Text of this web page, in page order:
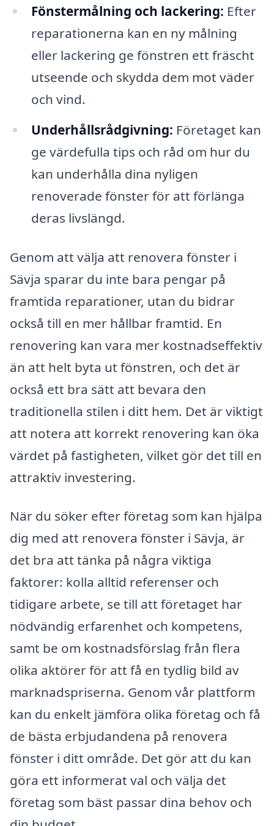
Fönstermålning och lackering: Efter
reparationerna kan en ny målning
eller lackering ge fönstren ett fräscht
utseende och skydda dem mot väder
och vind.
Underhållsrådgivning: Företaget kan
ge värdefulla tips och råd om hur du
kan underhålla dina nyligen
renoverade fönster för att förlänga
deras livslängd.
Genom att välja att renovera fönster i
Sävja sparar du inte bara pengar på
framtida reparationer, utan du bidrar
också till en mer hållbar framtid. En
renovering kan vara mer kostnadseffektiv
än att helt byta ut fönstren, och det är
också ett bra sätt att bevara den
traditionella stilen i ditt hem. Det är viktigt
att notera att korrekt renovering kan öka
värdet på fastigheten, vilket gör det till en
attraktiv investering.
När du söker efter företag som kan hjälpa
dig med att renovera fönster i Sävja, är
det bra att tänka på några viktiga
faktorer: kolla alltid referenser och
tidigare arbete, se till att företaget har
nödvändig erfarenhet och kompetens,
samt be om kostnadsförslag från flera
olika aktörer för att få en tydlig bild av
marknadspriserna. Genom vår plattform
kan du enkelt jämföra olika företag och få
de bästa erbjudandena på renovera
fönster i ditt område. Det gör att du kan
göra ett informerat val och välja det
företag som bäst passar dina behov och